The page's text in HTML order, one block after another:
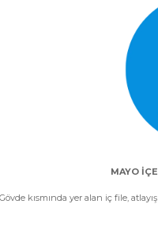
MAYO
Gövde kısmında yer alan iç file,